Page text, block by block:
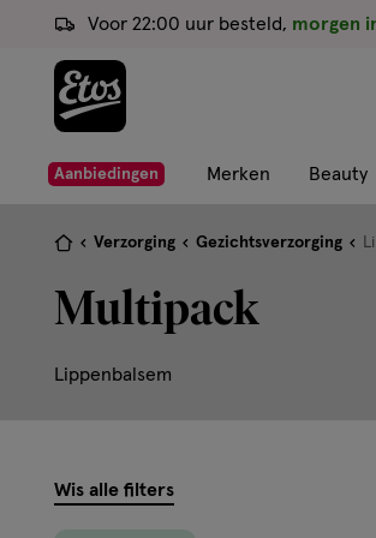
ga
de
hoofd
ga
de
ga
naar
footer
Voor 22:00 uur besteld, morgen
Aanbiedingen Merken Beauty
Je
hier:
Verzorging Gezichtsverzorging
Multipack
Lippenbalsem
filters
Wis alle filters